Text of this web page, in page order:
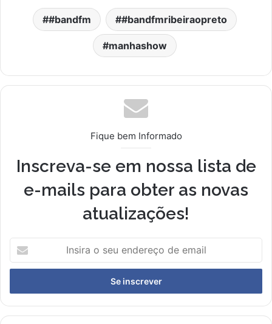
#bandfm #bandfmribeiraopreto
manhashow
Fique bem Informado
Inscreva-se em nossa lista de
e-mails para obter as novas
atualizações!
Insira
seu
de
email